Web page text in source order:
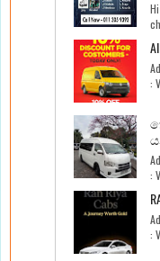
discover
:
:
: